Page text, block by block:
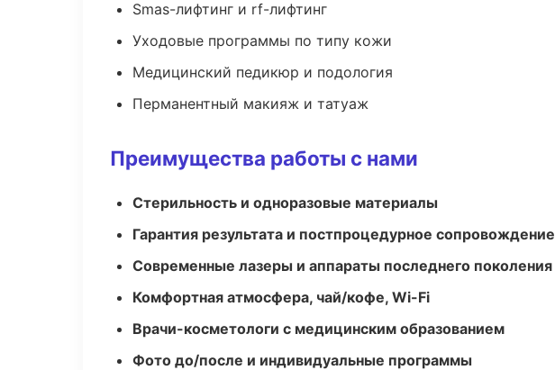
Smas-лифтинг и rf-лифтинг
Уходовые программы по типу кожи
Медицинский педикюр и подология
Перманентный макияж и татуаж
Преимущества работы с нами
Стерильность и одноразовые материалы
Гарантия результата и постпроцедурное сопровождение
Современные лазеры и аппараты последнего поколения
Комфортная атмосфера, чай/кофе, Wi-Fi
Врачи-косметологи с медицинским образованием
Фото до/после и индивидуальные программы